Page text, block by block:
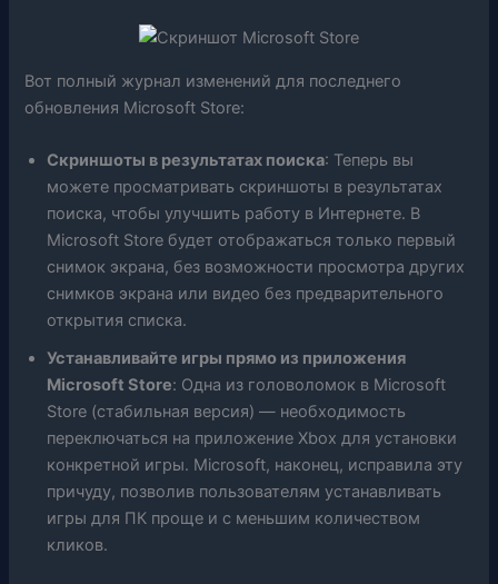
Вот полный журнал изменений для последнего
обновления Microsoft Store:
Скриншоты в результатах поиска: Теперь вы
можете просматривать скриншоты в результатах
поиска, чтобы улучшить работу в Интернете. В
Microsoft Store будет отображаться только первый
снимок экрана, без возможности просмотра других
снимков экрана или видео без предварительного
открытия списка.
Устанавливайте игры прямо из приложения
Microsoft Store: Одна из головоломок в Microsoft
Store (стабильная версия) — необходимость
переключаться на приложение Xbox для установки
конкретной игры. Microsoft, наконец, исправила эту
причуду, позволив пользователям устанавливать
игры для ПК проще и с меньшим количеством
кликов.